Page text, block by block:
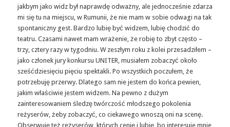
jakbym jako widz był naprawdę odważny, ale jednocześnie zdarza
mi się tu na miejscu, w Rumunii, że nie mam w sobie odwagi na tak
spontaniczny gest. Bardzo lubię być widzem, lubię chodzić do
teatru. Czasami nawet mam wrażenie, że robię to zbyt często –
trzy, cztery razy w tygodniu. W zeszłym roku z kolei przesadziłem –
jako członek jury konkursu UNITER, musiałem zobaczyć około
sześćdziesięciu pięciu spektakli. Po wszystkich poczułem, że
potrzebuję przerwy. Dlatego sam nie jestem do końca pewien,
jakim właściwie jestem widzem. Na pewno z dużym
zainteresowaniem śledzę twórczość młodszego pokolenia
reżyserów, żeby zobaczyć, co ciekawego wnoszą oni na scenę.
Obserwuję też reżyserów, których cenię i lubię, bo interesuje mnie